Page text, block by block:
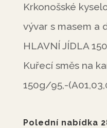
Krkonošské
vývar s masem a
HLAVNÍ JÍDLA
Kuřecí směs na
150g/95,-
Polední nabídka